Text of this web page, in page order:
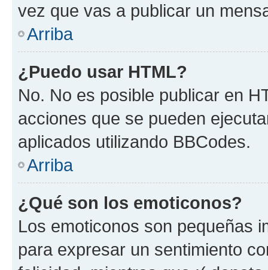
vez que vas a publicar un
Arriba
¿Puedo usar HTML?
No. No es posible publicar en
acciones que se pueden
aplicados utilizando BBCodes.
Arriba
¿Qué son los emoticonos?
Los emoticonos son pequeñas
para expresar un sentimiento